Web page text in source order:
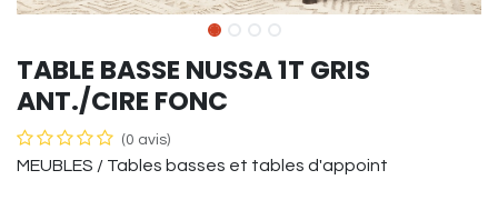
TABLE BASSE NUSSA 1T GRIS
ANT./CIRE FONC
(0 avis)
MEUBLES / Tables basses et tables d'appoint